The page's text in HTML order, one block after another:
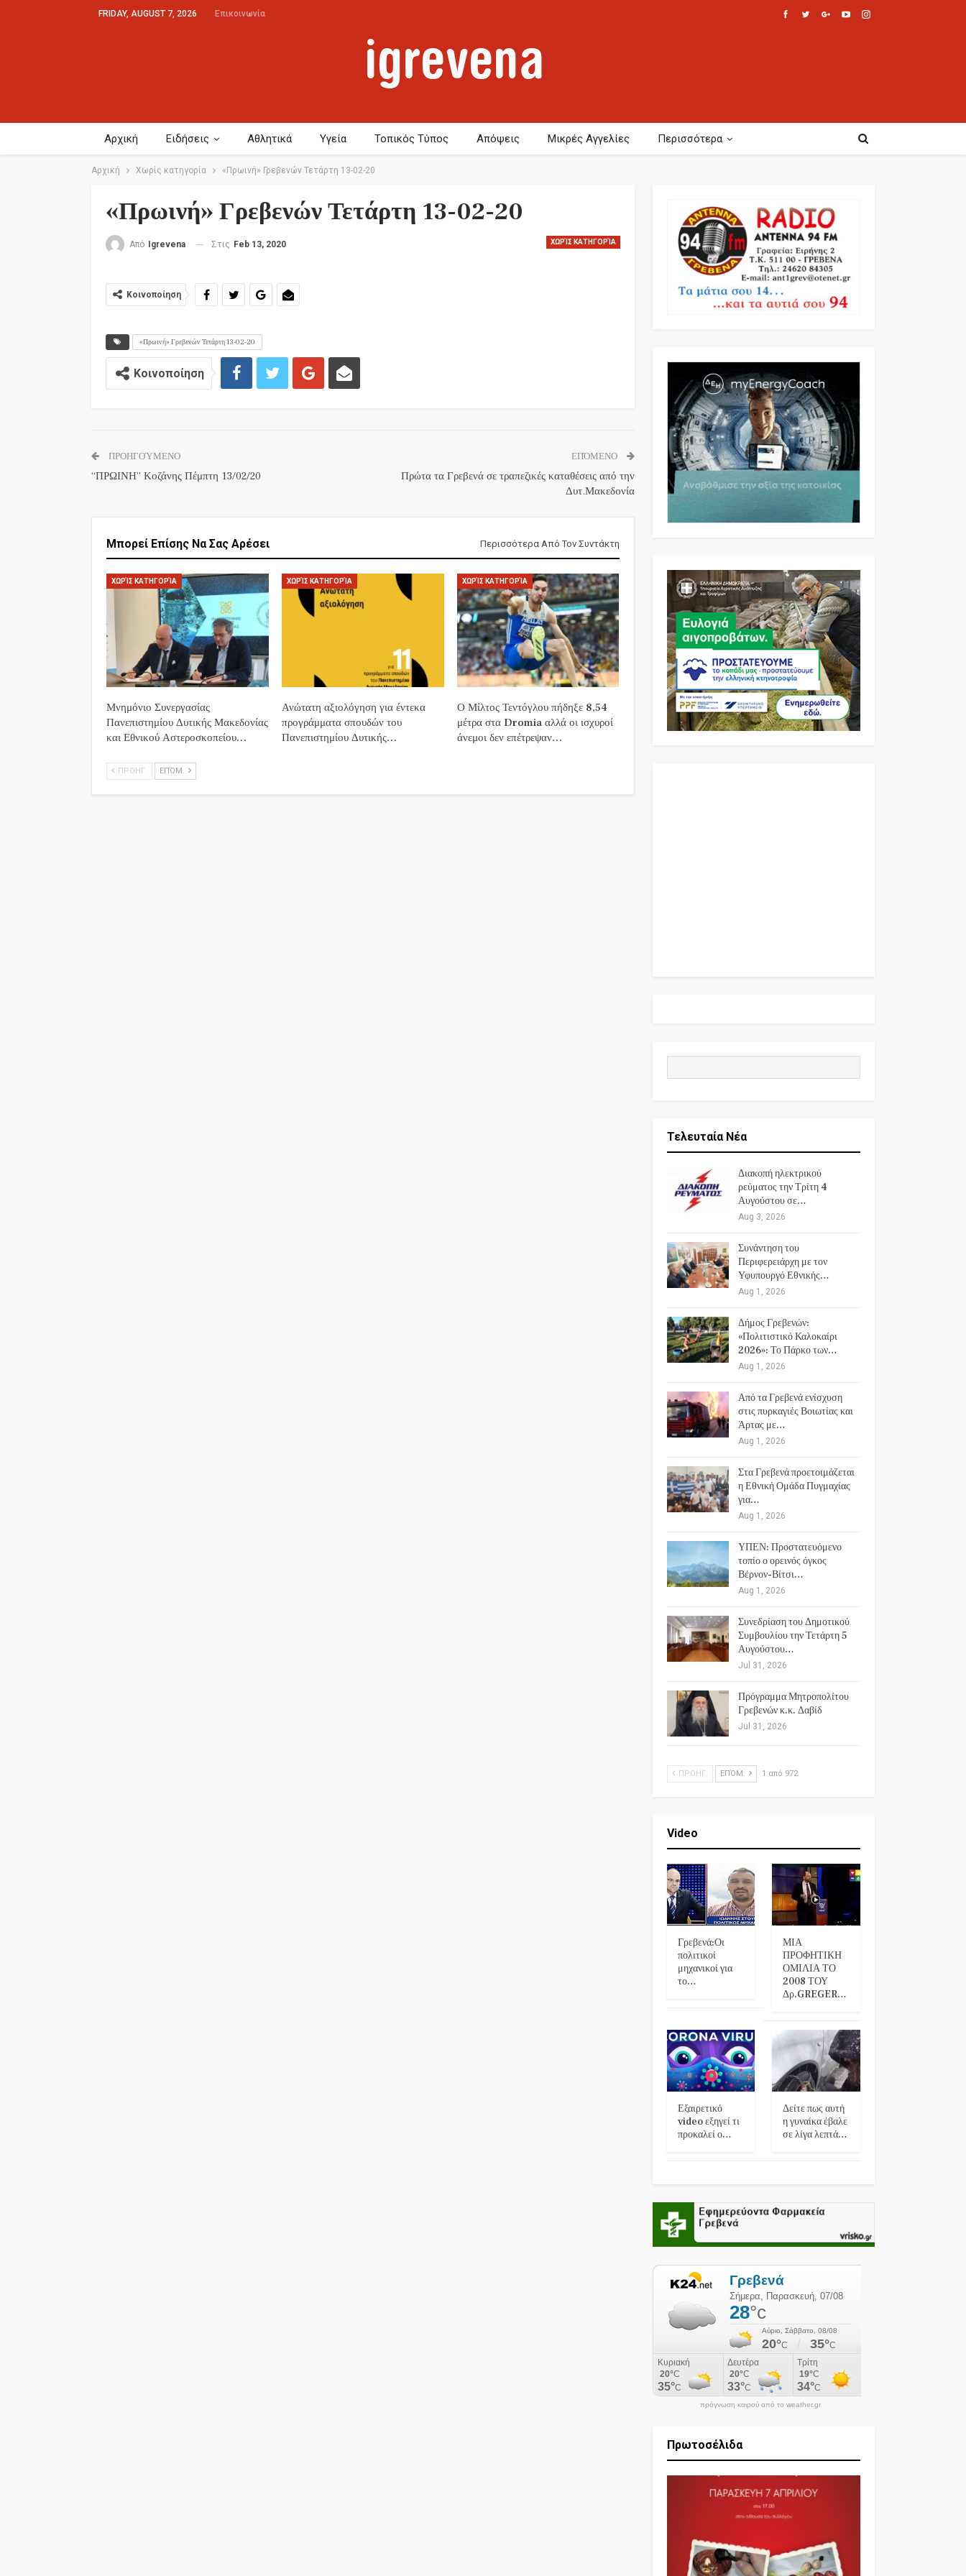
FRIDAY, AUGUST 7, 2026 Επικοινωνία
Αρχική Ειδήσεις Αθλητικά Υγεία Τοπικός Τύπος Απόψεις Μικρές Αγγελίες Περισσότερα
Αρχική Χωρίς κατηγορία «Πρωινή» Γρεβενών Τετάρτη 13-02-20
«Πρωινή» Γρεβενών Τετάρτη 13-02-20
ΧΩΡΊΣ ΚΑΤΗΓΟΡΊΑ
Από Igrevena Στις Feb 13, 2020
Κοινοποίηση
«Πρωινή» Γρεβενών Τετάρτη 13-02-20
Κοινοποίηση
ΠΡΟΗΓΟΎΜΕΝΟ
“ΠΡΩΙΝΗ” Κοζάνης Πέμπτη 13/02/20
ΕΠΌΜΕΝΟ
Πρώτα τα Γρεβενά σε τραπεζικές καταθέσεις από την
Δυτ.Μακεδoνία
Μπορεί Επίσης Να Σας Αρέσει Περισσότερα Από Τον Συντάκτη
ΧΩΡΊΣ ΚΑΤΗΓΟΡΊΑ
Μνημόνιο Συνεργασίας
Πανεπιστημίου Δυτικής Μακεδονίας
και Εθνικού Αστεροσκοπείου…
ΧΩΡΊΣ ΚΑΤΗΓΟΡΊΑ
Ανώτατη αξιολόγηση για έντεκα
προγράμματα σπουδών του
Πανεπιστημίου Δυτικής…
ΧΩΡΊΣ ΚΑΤΗΓΟΡΊΑ
Ο Μίλτος Τεντόγλου πήδηξε 8,54
μέτρα στα Dromia αλλά οι ισχυροί
άνεμοι δεν επέτρεψαν…
ΠΡΟΗΓ. ΕΠΌΜ.
Τελευταία Νέα
Διακοπή ηλεκτρικού
ρεύματος την Τρίτη 4
Αυγούστου σε…
Aug 3, 2026
Συνάντηση του
Περιφερειάρχη με τον
Υφυπουργό Εθνικής…
Aug 1, 2026
Δήμος Γρεβενών:
«Πολιτιστικό Καλοκαίρι
2026»: Το Πάρκο των…
Aug 1, 2026
Από τα Γρεβενά ενίσχυση
στις πυρκαγιές Βοιωτίας και
Άρτας με…
Aug 1, 2026
Στα Γρεβενά προετοιμάζεται
η Εθνική Ομάδα Πυγμαχίας
για…
Aug 1, 2026
ΥΠΕΝ: Προστατευόμενο
τοπίο ο ορεινός όγκος
Βέρνον-Βίτσι…
Aug 1, 2026
Συνεδρίαση του Δημοτικού
Συμβουλίου την Τετάρτη 5
Αυγούστου…
Jul 31, 2026
Πρόγραμμα Μητροπολίτου
Γρεβενών κ.κ. Δαβίδ
Jul 31, 2026
ΠΡΟΗΓ. ΕΠΌΜ. 1 από 972
Video
Γρεβενά:Οι
πολιτικοί
μηχανικοί για
το…
ΜΙΑ
ΠΡΟΦΗΤΙΚΗ
ΟΜΙΛΙΑ ΤΟ
2008 ΤΟΥ
Δρ.GREGER…
Εξαιρετικό
video εξηγεί τι
προκαλεί ο…
Δείτε πως αυτή
η γυναίκα έβαλε
σε λίγα λεπτά…
πρόγνωση καιρού από το weather.gr
Πρωτοσέλιδα